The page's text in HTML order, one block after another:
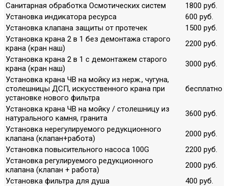
Санитарная обработка Осмотических систем
1800 руб.
Установка индикатора ресурса
600 руб.
Установка клапана защиты от протечек
1500 руб.
Установка крана 2 в 1 без демонтажа старого
крана (кран наш)
2200 руб.
Установка крана 2 в 1 с демонтажем старого
крана (кран наш)
3000 руб.
Установка крана ЧВ на мойку из нерж., чугуна,
столешницы ДСП, искусственного крана при
установке нового фильтра
бесплатно
Установка крана ЧВ на мойку / столешницу из
натурального камня, гранита
3600 руб.
Установка нерегулируемого редукционного
клапана (клапан+работа)
2000 руб.
Установка повысительного насоса 100G
2200 руб.
Установка регулируемого редукционного
клапана (клапан + работа)
2000 руб.
Установка фильтра для душа
400 руб.